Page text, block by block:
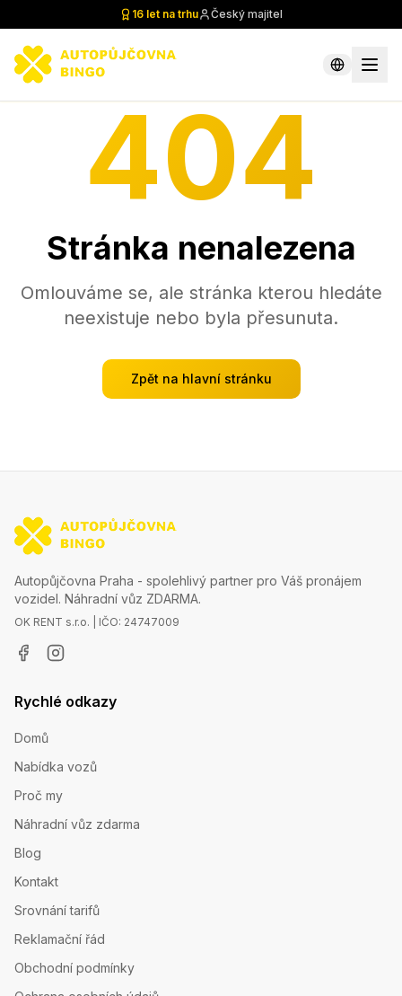
16 let na trhu Český majitel
404
Stránka nenalezena
Omlouváme se, ale stránka kterou hledáte
neexistuje nebo byla přesunuta.
Zpět na hlavní stránku
Autopůjčovna Praha - spolehlivý partner pro Váš pronájem
vozidel. Náhradní vůz ZDARMA.
OK RENT s.r.o. | IČO: 24747009
Rychlé odkazy
Domů
Nabídka vozů
Proč my
Náhradní vůz zdarma
Blog
Kontakt
Srovnání tarifů
Reklamační řád
Obchodní podmínky